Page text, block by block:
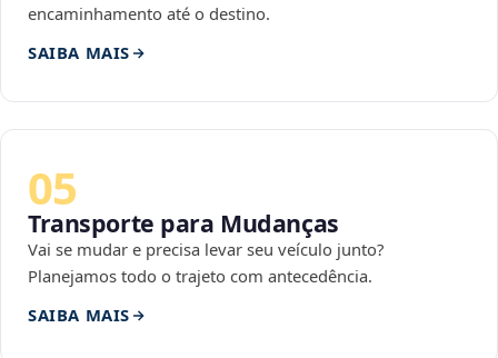
encaminhamento até o destino.
SAIBA MAIS
05
Transporte para Mudanças
Vai se mudar e precisa levar seu veículo junto?
Planejamos todo o trajeto com antecedência.
SAIBA MAIS